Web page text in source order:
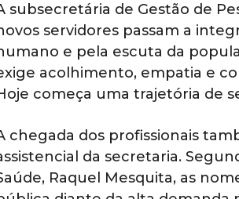
subsecretária de Gestão de
servidores passam a
e pela escuta da
acolhimento, empatia e
começa uma trajetória de
chegada dos profissionais
da secretaria.
Raquel Mesquita, as